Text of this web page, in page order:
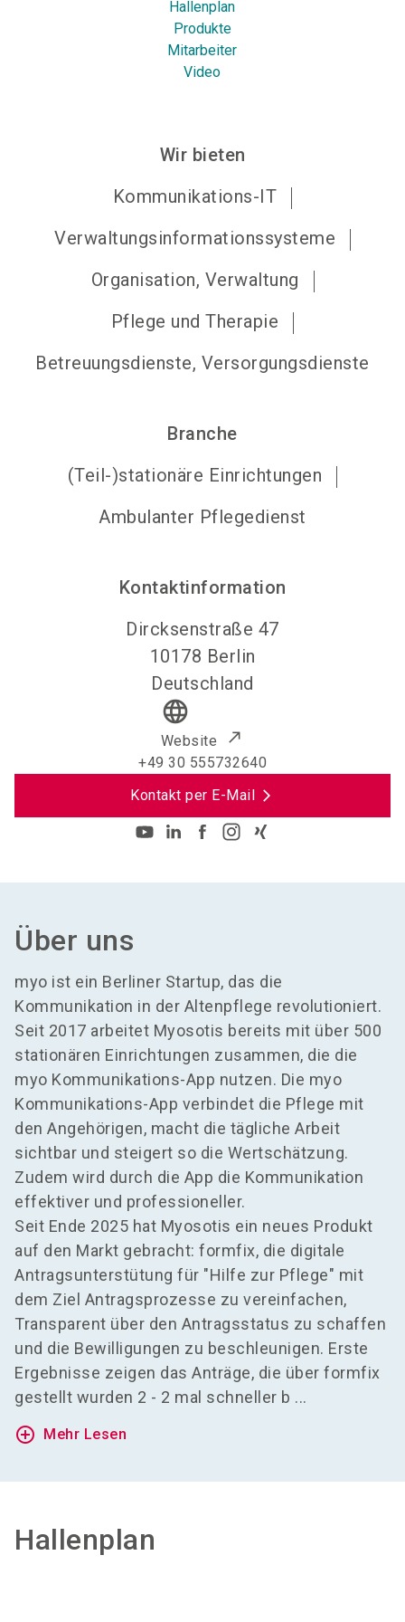
Hallenplan
Produkte
Mitarbeiter
Video
Wir bieten
Kommunikations-IT
Verwaltungsinformationssysteme
Organisation, Verwaltung
Pflege und Therapie
Betreuungsdienste, Versorgungsdienste
Branche
(Teil-)stationäre Einrichtungen
Ambulanter Pflegedienst
Kontaktinformation
Dircksenstraße 47
10178 Berlin
Deutschland
language
Website
+49 30 555732640
Kontakt per E-Mail
Über uns
myo ist ein Berliner Startup, das die
Kommunikation in der Altenpflege revolutioniert.
Seit 2017 arbeitet Myosotis bereits mit über 500
stationären Einrichtungen zusammen, die die
myo Kommunikations-App nutzen. Die myo
Kommunikations-App verbindet die Pflege mit
den Angehörigen, macht die tägliche Arbeit
sichtbar und steigert so die Wertschätzung.
Zudem wird durch die App die Kommunikation
effektiver und professioneller.
Seit Ende 2025 hat Myosotis ein neues Produkt
auf den Markt gebracht: formfix, die digitale
Antragsunterstütung für "Hilfe zur Pflege" mit
dem Ziel Antragsprozesse zu vereinfachen,
Transparent über den Antragsstatus zu schaffen
und die Bewilligungen zu beschleunigen. Erste
Ergebnisse zeigen das Anträge, die über formfix
gestellt wurden 2 - 2 mal schneller b ...
add_circle_outline Mehr Lesen
Hallenplan